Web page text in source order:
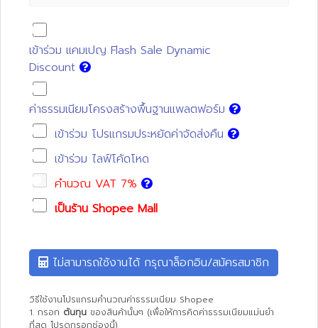
เข้าร่วม แคมเปญ Flash Sale Dynamic
Discount
ค่าธรรมเนียมโครงสร้างพื้นฐานแพลตฟอร์ม
เข้าร่วม โปรแกรมประหยัดค่าจัดส่งคืน
เข้าร่วม ไลฟ์โค้ดโหด
คำนวณ VAT 7%
เป็นร้าน Shopee Mall
ไม่สามารถใช้งานได้ กรุณาล็อกอิน/สมัครสมาชิก
วิธีใช้งานโปรแกรมคำนวณค่าธรรมเนียม Shopee
1. กรอก ต้นทุน ของสินค้านั้นๆ (เพื่อให้การคิดค่าธรรมเนียมแม่นยำ
ที่สุด โปรดกรอกช่องนี้)